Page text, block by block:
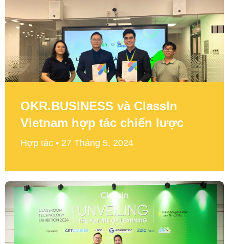
OKR.BUSINESS và ClassIn
Vietnam hợp tác chiến lược
Hợp tác 27 Tháng 5, 2024